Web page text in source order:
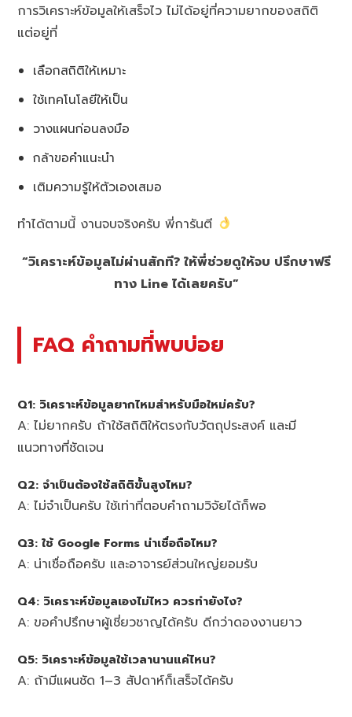
การวิเคราะห์ข้อมูลให้เสร็จไว ไม่ได้อยู่ที่ความยากของสถิติ
แต่อยู่ที่
เลือกสถิติให้เหมาะ
ใช้เทคโนโลยีให้เป็น
วางแผนก่อนลงมือ
กล้าขอคำแนะนำ
เติมความรู้ให้ตัวเองเสมอ
ทำได้ตามนี้ งานจบจริงครับ พี่การันตี
“วิเคราะห์ข้อมูลไม่ผ่านสักที? ให้พี่ช่วยดูให้จบ ปรึกษาฟรี
ทาง Line ได้เลยครับ”
FAQ คำถามที่พบบ่อย
Q1: วิเคราะห์ข้อมูลยากไหมสำหรับมือใหม่ครับ?
A: ไม่ยากครับ ถ้าใช้สถิติให้ตรงกับวัตถุประสงค์ และมี
แนวทางที่ชัดเจน
Q2: จำเป็นต้องใช้สถิติขั้นสูงไหม?
A: ไม่จำเป็นครับ ใช้เท่าที่ตอบคำถามวิจัยได้ก็พอ
Q3: ใช้ Google Forms น่าเชื่อถือไหม?
A: น่าเชื่อถือครับ และอาจารย์ส่วนใหญ่ยอมรับ
Q4: วิเคราะห์ข้อมูลเองไม่ไหว ควรทำยังไง?
A: ขอคำปรึกษาผู้เชี่ยวชาญได้ครับ ดีกว่าดองงานยาว
Q5: วิเคราะห์ข้อมูลใช้เวลานานแค่ไหน?
A: ถ้ามีแผนชัด 1–3 สัปดาห์ก็เสร็จได้ครับ